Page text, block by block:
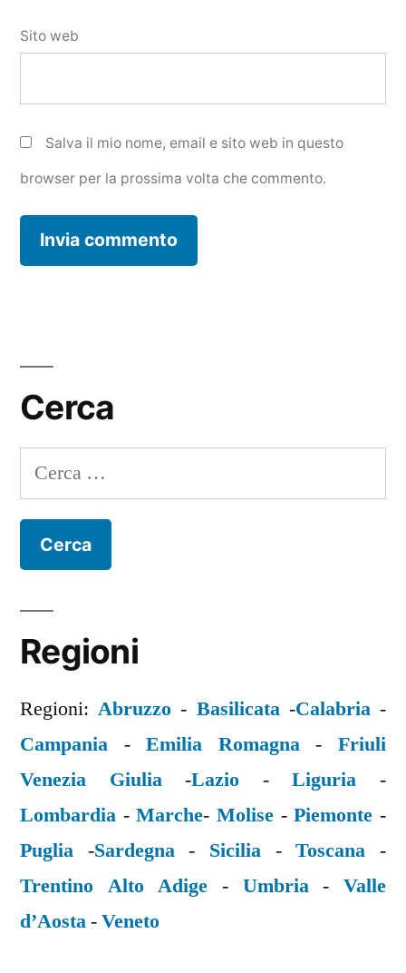
Sito web
Salva il mio nome, email e sito web in questo
browser per la prossima volta che commento.
Cerca
Ricerca
per:
Regioni
Regioni:Abruzzo - Basilicata-Calabria-
Campania -Emilia Romagna-Friuli
Venezia Giulia-Lazio -Liguria -
Lombardia -Marche-Molise -Piemonte -
Puglia -Sardegna- Sicilia -Toscana -
Trentino Alto Adige - Umbria-Valle
d’Aosta-Veneto